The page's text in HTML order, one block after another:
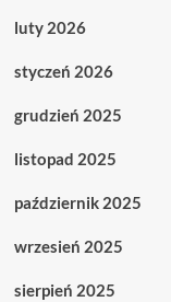
luty 2026
styczeń 2026
grudzień 2025
listopad 2025
październik 2025
wrzesień 2025
sierpień 2025